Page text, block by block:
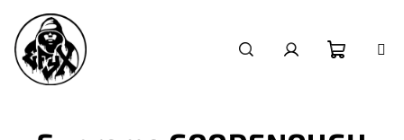
obsah
košík